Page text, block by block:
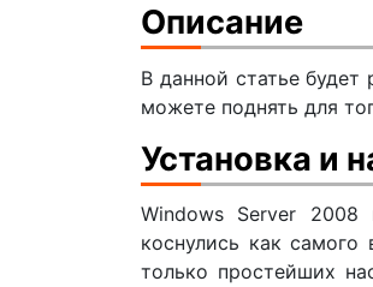
Описание
В данной статье
можете поднять для
Установка и
Windows Server 2008
коснулись как самого
только простейших